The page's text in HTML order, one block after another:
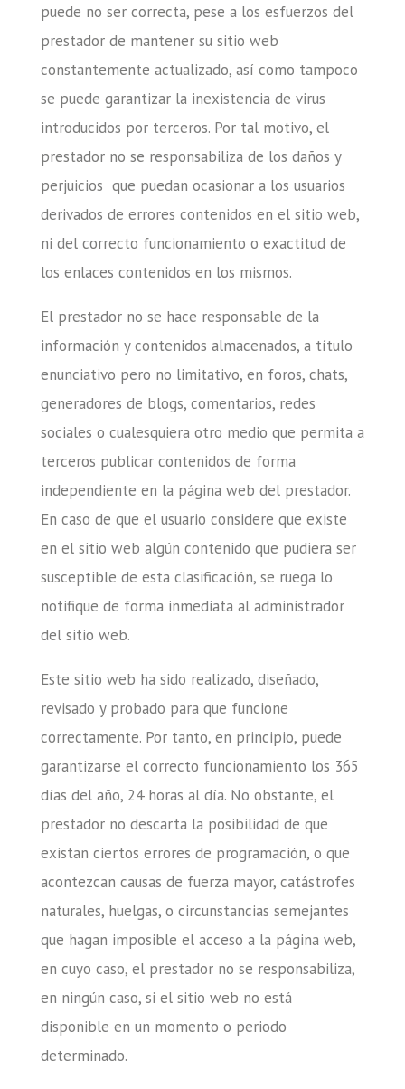
puede no ser correcta, pese a los esfuerzos del
prestador de mantener su sitio web
constantemente actualizado, así como tampoco
se puede garantizar la inexistencia de virus
introducidos por terceros. Por tal motivo, el
prestador no se responsabiliza de los daños y
perjuicios que puedan ocasionar a los usuarios
derivados de errores contenidos en el sitio web,
ni del correcto funcionamiento o exactitud de
los enlaces contenidos en los mismos.
El prestador no se hace responsable de la
información y contenidos almacenados, a título
enunciativo pero no limitativo, en foros, chats,
generadores de blogs, comentarios, redes
sociales o cualesquiera otro medio que permita a
terceros publicar contenidos de forma
independiente en la página web del prestador.
En caso de que el usuario considere que existe
en el sitio web algún contenido que pudiera ser
susceptible de esta clasificación, se ruega lo
notifique de forma inmediata al administrador
del sitio web.
Este sitio web ha sido realizado, diseñado,
revisado y probado para que funcione
correctamente. Por tanto, en principio, puede
garantizarse el correcto funcionamiento los 365
días del año, 24 horas al día. No obstante, el
prestador no descarta la posibilidad de que
existan ciertos errores de programación, o que
acontezcan causas de fuerza mayor, catástrofes
naturales, huelgas, o circunstancias semejantes
que hagan imposible el acceso a la página web,
en cuyo caso, el prestador no se responsabiliza,
en ningún caso, si el sitio web no está
disponible en un momento o periodo
determinado.